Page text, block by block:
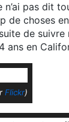
n’ai pas dit
de choses
de
ans en
Flickr)